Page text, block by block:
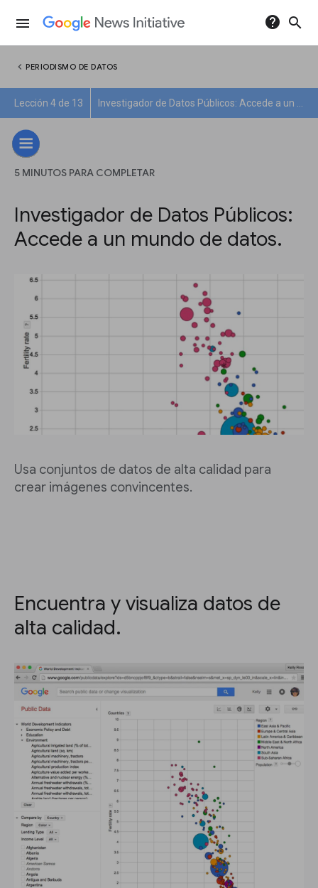
menu help search
chevron_left PERIODISMO DE DATOS
Lección 4 de 13
5 MINUTOS PARA COMPLETAR
Investigador de Datos Públicos:
Accede a un mundo de datos.
Usa conjuntos de datos de alta calidad para
crear imágenes convincentes.
Encuentra y visualiza datos de
alta calidad.